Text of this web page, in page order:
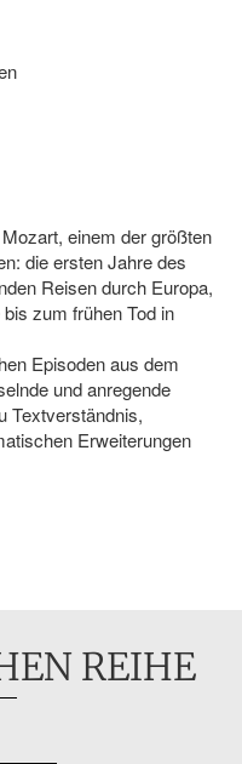
einem der größten
die ersten Jahre des
Reisen durch Europa,
zum frühen Tod in
Episoden aus dem
und anregende
Textverständnis,
Erweiterungen
REIHE